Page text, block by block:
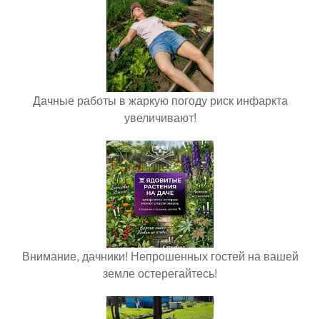
Дачные работы в жаркую погоду риск инфаркта
увеличивают!
Внимание, дачники! Непрошенных гостей на вашей
земле остерегайтесь!